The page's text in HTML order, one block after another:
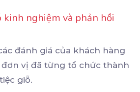
kinh nghiệm và phản hồi
đánh giá của khách hàng
vị đã từng tổ chức thành
giỗ.